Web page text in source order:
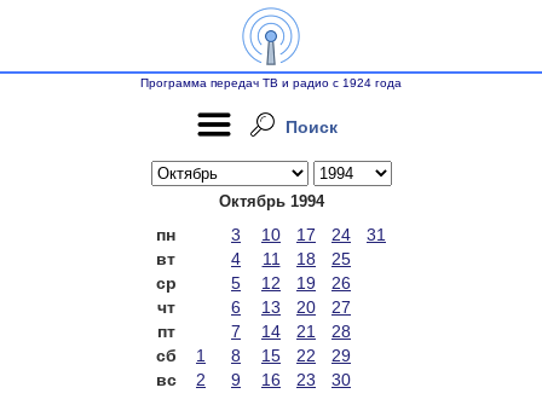
Программа передач ТВ и радио с 1924 года
Поиск
Октябрь 1994
пн 3 10 17 24
31
вт
4 11 18
25
ср
5 12 19
26
чт
6 13 20
27
пт
7 14 21
28
сб
1 8 15 22
29
вс
2 9 16 23 30